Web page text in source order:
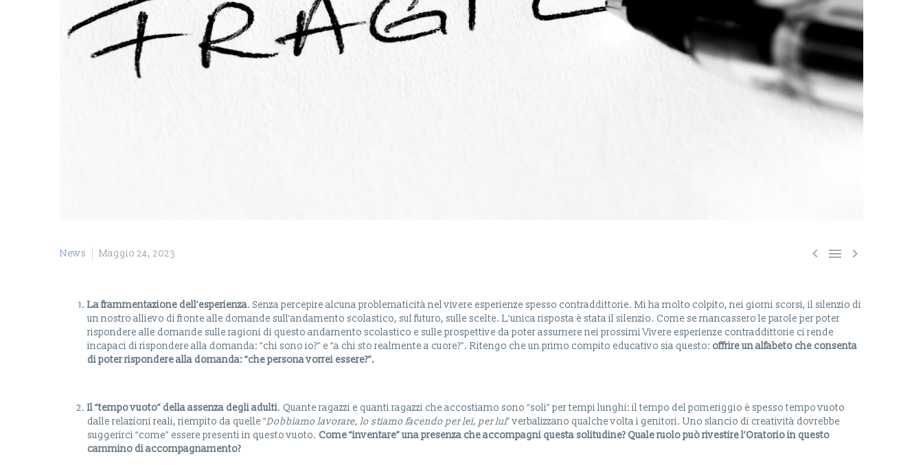
  
News Maggio 24, 2023
La frammentazione dell’esperienza. Senza percepire alcuna problematicità nel vivere esperienze spesso contraddittorie. Mi ha molto colpito, nei giorni scorsi, il silenzio di
un nostro allievo di fronte alle domande sull’andamento scolastico, sul futuro, sulle scelte. L’unica risposta è stata il silenzio. Come se mancassero le parole per poter
rispondere alle domande sulle ragioni di questo andamento scolastico e sulle prospettive da poter assumere nei prossimi Vivere esperienze contraddittorie ci rende
incapaci di rispondere alla domanda: “chi sono io?” e “a chi sto realmente a cuore?”. Ritengo che un primo compito educativo sia questo: offrireunalfabeto che consenta
dipoterrisponderealla domanda:“chepersonavorrei essere?”.
Il“tempovuoto” dellaassenza degliadulti. Quante ragazzi e quanti ragazzi che accostiamo sono “soli” per tempi lunghi: il tempo del pomeriggio è spesso tempo vuoto
dalle relazioni reali, riempito da quelle “Dobbiamolavorare, lo stiamofacendo per lei, per lui” verbalizzano qualche volta i genitori. Uno slancio di creatività dovrebbe
suggerirci “come” essere presenti in questo vuoto. Come “inventare” una presenza cheaccompagni questasolitudine? Qualeruolo può rivestire l’Oratorio in questo
cammino di accompagnamento?